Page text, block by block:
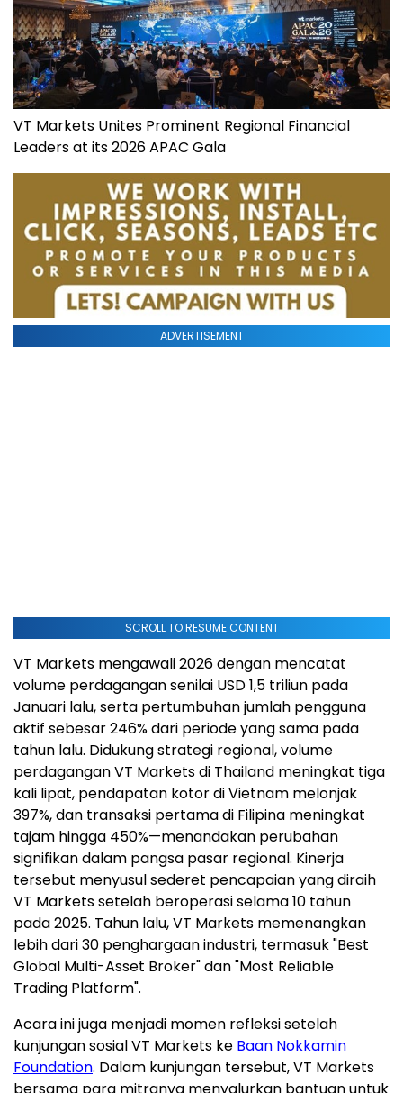
VT Markets Unites Prominent Regional Financial
Leaders at its 2026 APAC Gala
ADVERTISEMENT
SCROLL TO RESUME CONTENT
VT Markets mengawali 2026 dengan mencatat
volume perdagangan senilai USD 1,5 triliun pada
Januari lalu, serta pertumbuhan jumlah pengguna
aktif sebesar 246% dari periode yang sama pada
tahun lalu. Didukung strategi regional, volume
perdagangan VT Markets di Thailand meningkat tiga
kali lipat, pendapatan kotor di Vietnam melonjak
397%, dan transaksi pertama di Filipina meningkat
tajam hingga 450%—menandakan perubahan
signifikan dalam pangsa pasar regional. Kinerja
tersebut menyusul sederet pencapaian yang diraih
VT Markets setelah beroperasi selama 10 tahun
pada 2025. Tahun lalu, VT Markets memenangkan
lebih dari 30 penghargaan industri, termasuk "Best
Global Multi-Asset Broker" dan "Most Reliable
Trading Platform".
Acara ini juga menjadi momen refleksi setelah
kunjungan sosial VT Markets ke Baan Nokkamin
Foundation. Dalam kunjungan tersebut, VT Markets
bersama para mitranya menyalurkan bantuan untuk